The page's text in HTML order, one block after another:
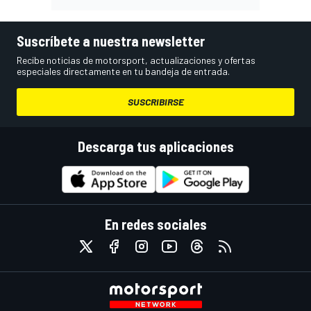
Suscríbete a nuestra newsletter
Recibe noticias de motorsport, actualizaciones y ofertas
especiales directamente en tu bandeja de entrada.
SUSCRIBIRSE
Descarga tus aplicaciones
En redes sociales